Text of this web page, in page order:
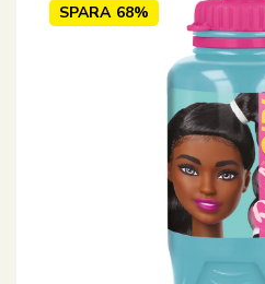
SPARA 68%